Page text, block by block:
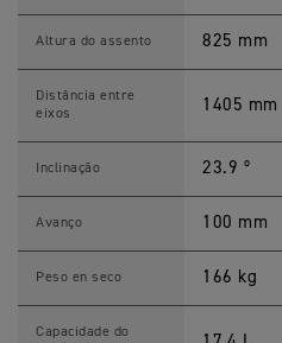
Altura do assento 825 mm
Distância entre
eixos
1405 mm
Inclinação 23.9 º
Avanço 100 mm
Peso en seco 166 kg
Capacidade do